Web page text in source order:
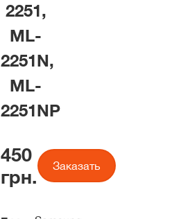
2251,
ML-
2251N,
ML-
2251NP
450
грн.
Заказать